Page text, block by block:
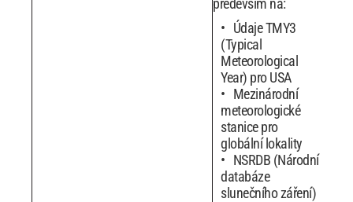
Údaje TMY3
(Typical
Meteorological
Year) pro USA
Mezinárodní
meteorologické
stanice pro
globální lokality
NSRDB (Národní
databáze
slunečního záření)